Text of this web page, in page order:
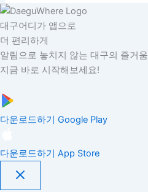
대구어디가 앱으로
더 편리하게
알림으로 놓치지 않는 대구의 즐거움
지금 바로 시작해보세요!
다운로드하기 Google Play
다운로드하기 App Store